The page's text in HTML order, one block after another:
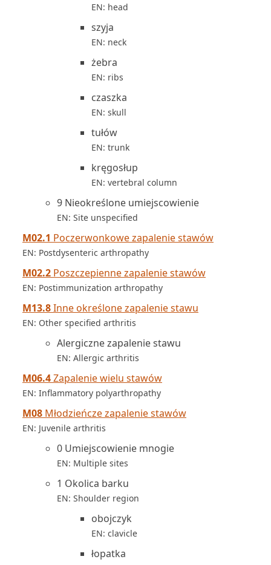
EN: head
szyja
EN: neck
żebra
EN: ribs
czaszka
EN: skull
tułów
EN: trunk
kręgosłup
EN: vertebral column
9 Nieokreślone umiejscowienie
EN: Site unspecified
M02.1 Poczerwonkowe zapalenie stawów
EN: Postdysenteric arthropathy
M02.2 Poszczepienne zapalenie stawów
EN: Postimmunization arthropathy
M13.8Inne określone zapalenie stawu
EN: Other specified arthritis
Alergiczne zapalenie stawu
EN: Allergic arthritis
M06.4Zapalenie wielu stawów
EN: Inflammatory polyarthropathy
M08 Młodzieńcze zapalenie stawów
EN: Juvenile arthritis
0 Umiejscowienie mnogie
EN: Multiple sites
1 Okolica barku
EN: Shoulder region
obojczyk
EN: clavicle
łopatka